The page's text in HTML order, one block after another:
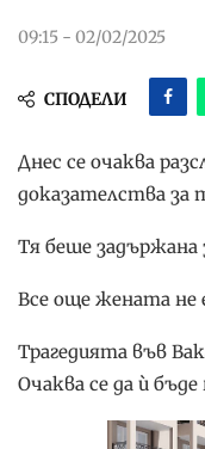
09:15 - 02/02/2025
СПОДЕЛИ
Днес се очаква
доказателства за
Тя беше задържана
Все още жената не
Трагедията във
Очаква се да ѝ